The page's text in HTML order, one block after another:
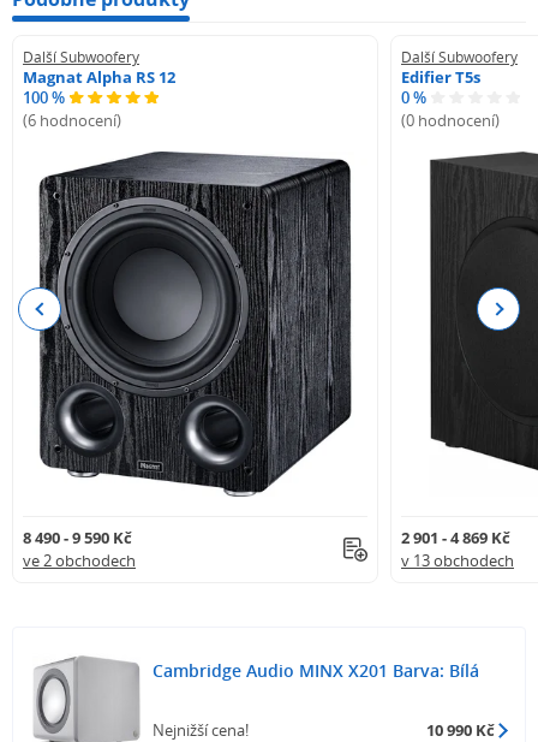
Další Subwoofery
Magnat Alpha RS 12
100 %
(6 hodnocení)
8 490 - 9 590 Kč
ve 2 obchodech
Další Subwoofery
Edifier T5s
0 %
(0 hodnocení)
2 901 - 4 869 Kč
v 13 obchodech
Previous Next
Cambridge Audio MINX X201 Barva: Bílá
Nejnižší cena! 10 990 Kč